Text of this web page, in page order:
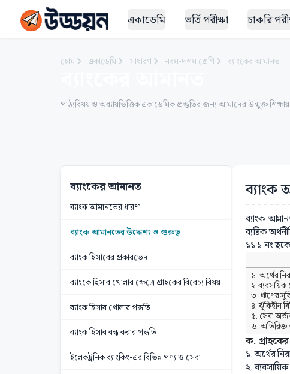
একাডেমি ভর্তি পরীক্ষা চাকরি
হোম একাডেমি সাধারণ নবম-দশম শ্রেণি ব্যাংকের আমানত
পাঠ্যবিষয় ও অধ্যায়ভিত্তিক একাডেমিক প্রস্তুতির জন্য আমাদের উন্মুক্ত
ব্যাংকের আমানত
ব্যাংক আমানতের ধারণা
ব্যাংক আমানতের উদ্দেশ্য ও গুরুত্ব
ব্যাংক হিসাবের প্রকারভেদ
ব্যাংকে হিসাব খোলার ক্ষেত্রে গ্রাহকের বিবেচ্য বিষয়
ব্যাংক হিসাব খোলার পদ্ধতি
ব্যাংক হিসাব বন্ধ করার পদ্ধতি
ইলেকট্রনিক ব্যাংকিং-এর বিভিন্ন পণ্য ও সেবা
ব্যাংক
ব্যাংক
ব্যষ্টিক
১১.১ নং
১. অর্থের
২.
৩. ঋণের
৪. ঝুঁকিহীন
৫. সেবা
৬. অতিরিক্ত
ক. গ্রাহকের
১. অর্থের
২.